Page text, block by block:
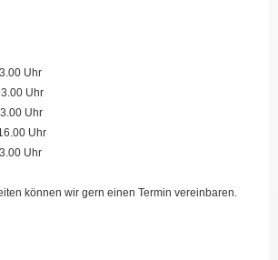
Uhr
Uhr
Uhr
Uhr
Uhr
können wir gern einen Termin vereinbaren.